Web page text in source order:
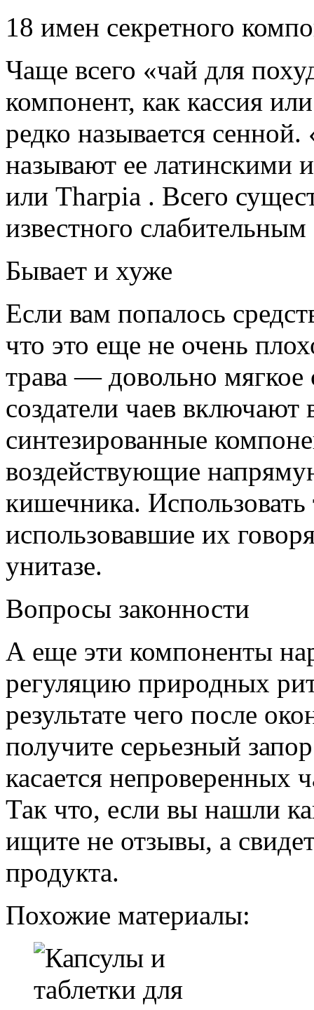
18 имен секретного
Чаще всего «чай для
компонент, как кассия
редко называется
называют ее латинскими
или Tharpia . Всего
известного
Бывает и хуже
Если вам попалось
что это еще не очень
трава — довольно мягкое
создатели чаев включают
синтезированные
воздействующие
кишечника. Использовать
использовавшие их
унитазе.
Вопросы законности
А еще эти компоненты
регуляцию природных
результате чего после
получите серьезный
касается непроверенных
Так что, если вы нашли
ищите не отзывы, а
продукта.
Похожие материалы: